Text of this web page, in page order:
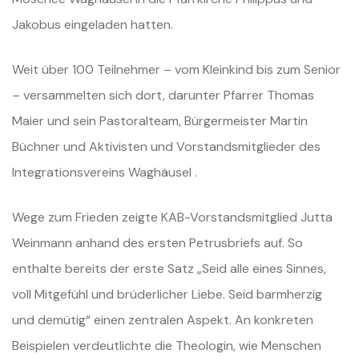
Jakobus eingeladen hatten.
Weit über 100 Teilnehmer – vom Kleinkind bis zum Senior
– versammelten sich dort, darunter Pfarrer Thomas
Maier und sein Pastoralteam, Bürgermeister Martin
Büchner und Aktivisten und Vorstandsmitglieder des
Integrationsvereins Waghäusel .
Wege zum Frieden zeigte KAB-Vorstandsmitglied Jutta
Weinmann anhand des ersten Petrusbriefs auf. So
enthalte bereits der erste Satz „Seid alle eines Sinnes,
voll Mitgefühl und brüderlicher Liebe. Seid barmherzig
und demütig“ einen zentralen Aspekt. An konkreten
Beispielen verdeutlichte die Theologin, wie Menschen